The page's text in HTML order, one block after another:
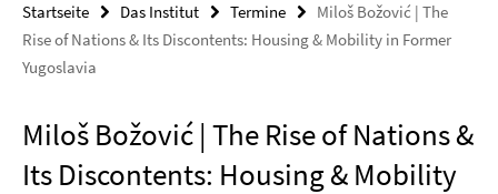
Startseite Das Institut Termine
Miloš Božović | The
Rise of Nations & Its Discontents: Housing & Mobility in Former
Yugoslavia
Miloš Božović | The Rise of Nations &
Its Discontents: Housing & Mobility